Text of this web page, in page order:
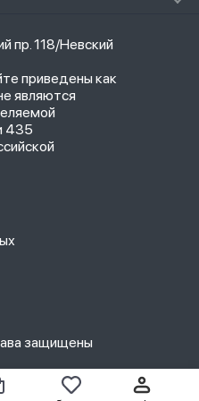
пр. 118/Невский
приведены как
являются
435
защищены